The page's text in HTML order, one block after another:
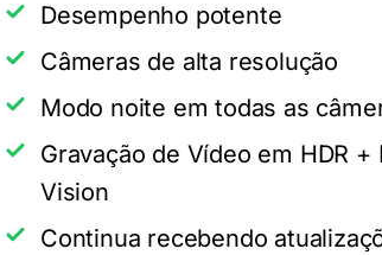
Desempenho potente
Câmeras de alta resolução
Modo noite em todas as
Gravação de Vídeo em HDR +
Vision
Continua recebendo